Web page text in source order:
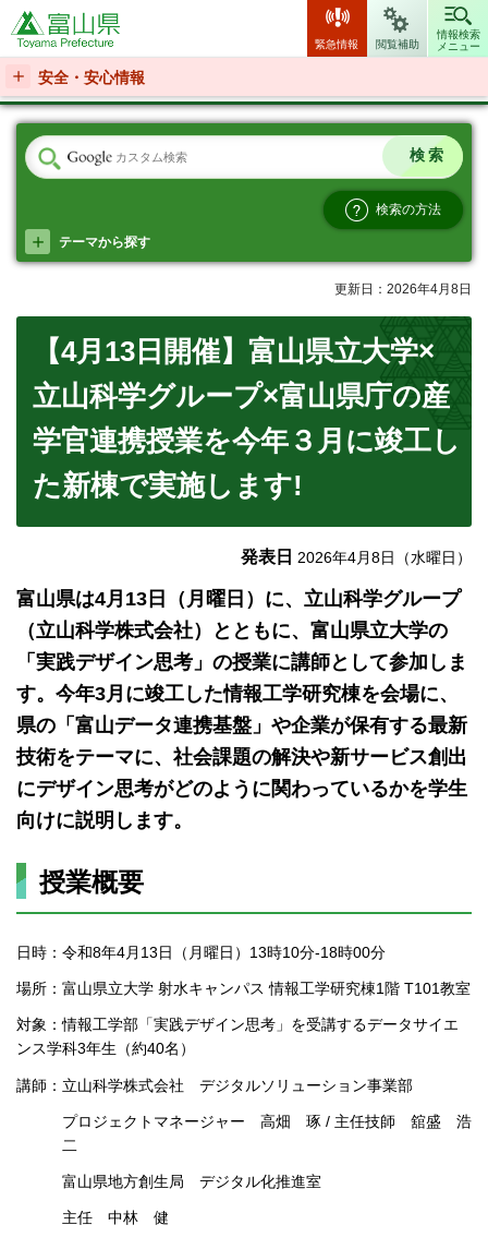
富山県
緊急情報 閲覧補助
情報検索
メニュー
安全・安心情報
検索の方法
テーマから探す
更新日：2026年4月8日
【4月13日開催】富山県立大学×
立山科学グループ×富山県庁の産
学官連携授業を今年３月に竣工し
た新棟で実施します!
発表日 2026年4月8日（水曜日）
富山県は4月13日（月曜日）に、立山科学グループ
（立山科学株式会社）とともに、富山県立大学の
「実践デザイン思考」の授業に講師として参加しま
す。今年3月に竣工した情報工学研究棟を会場に、
県の「富山データ連携基盤」や企業が保有する最新
技術をテーマに、社会課題の解決や新サービス創出
にデザイン思考がどのように関わっているかを学生
向けに説明します。
授業概要
日時：令和8年4月13日（月曜日）13時10分-18時00分
場所：富山県立大学 射水キャンパス 情報工学研究棟1階 T101教室
対象：情報工学部「実践デザイン思考」を受講するデータサイエ
ンス学科3年生（約40名）
講師：立山科学株式会社 デジタルソリューション事業部
プロジェクトマネージャー 高畑 琢 / 主任技師 舘盛 浩
二
富山県地方創生局 デジタル化推進室
主任 中林 健